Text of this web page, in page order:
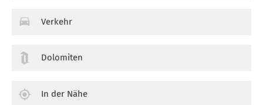
Verkehr
Dolomiten
In der Nähe